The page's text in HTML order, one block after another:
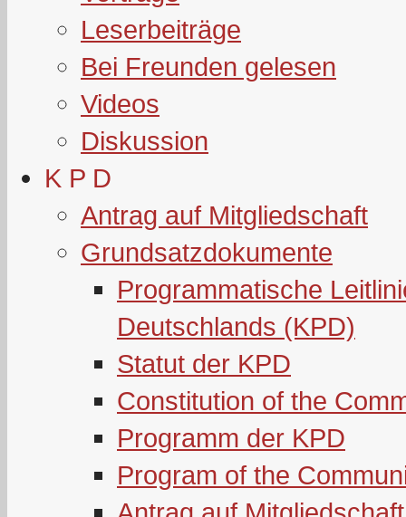
Leserbeiträge
Bei Freunden gelesen
Videos
Diskussion
K P D
Antrag auf Mitgliedschaft
Grundsatzdokumente
Programmatische
Deutschlands (KPD)
Statut der KPD
Constitution of the
Programm der KPD
Program of the